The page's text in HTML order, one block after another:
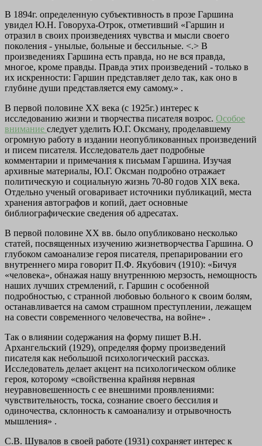
В 1894г. определенную субъективность в прозе Гаршина
увидел Ю.Н. Говоруха-Отрок, отметивший «Гаршин и
отразил в своих произведениях чувства и мысли своего
поколения - унылые, больные и бессильные. <.> В
произведениях Гаршина есть правда, но не вся правда,
многое, кроме правды. Правда этих произведений - только в
их искренности: Гаршин представляет дело так, как оно в
глубине души представляется ему самому.» .
В первой половине XX века (с 1925г.) интерес к
исследованию жизни и творчества писателя возрос. Особое
внимание следует уделить Ю.Г. Оксману, проделавшему
огромную работу в издании неопубликованных произведений
и писем писателя. Исследователь дает подробные
комментарии и примечания к письмам Гаршина. Изучая
архивные материалы, Ю.Г. Оксман подробно отражает
политическую и социальную жизнь 70-80 годов XIX века.
Отдельно ученый оговаривает источники публикаций, места
хранения автографов и копий, дает основные
библиографические сведения об адресатах.
В первой половине XX вв. было опубликовано несколько
статей, посвященных изучению жизнетворчества Гаршина. О
глубоком самоанализе героя писателя, препарировании его
внутреннего мира говорит П.Ф. Якубович (1910): «Бичуя
«человека», обнажая нашу внутреннюю мерзость, немощность
наших лучших стремлений, г. Гаршин с особенной
подробностью, с странной любовью больного к своим болям,
останавливается на самом страшном преступлении, лежащем
на совести современного человечества, на войне» .
Так о влиянии содержания на форму пишет В.Н.
Архангельский (1929), определяя форму произведений
писателя как небольшой психологический рассказ.
Исследователь делает акцент на психологическом облике
героя, которому «свойственна крайняя нервная
неуравновешенность с ее внешними проявлениями:
чувствительность, тоска, сознание своего бессилия и
одиночества, склонность к самоанализу и отрывочность
мышления» .
C.B. Шувалов в своей работе (1931) сохраняет интерес к